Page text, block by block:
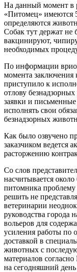
На данный момент в
«Питомец» имеются
определяются
Собак тут держат не
вакцинируют,
необходимых
По информации
момента
приступило к
отлову
заявки и
исполнять свои
безнадзорных
Как было озвучено
заказчиком ведется
расторжению
Со слов
насчитывается
питомника
решить не
ветеринарии
руководства города
вольеров для
усиления работы по
доставкой в
животных с
материалов
на сегодняшний